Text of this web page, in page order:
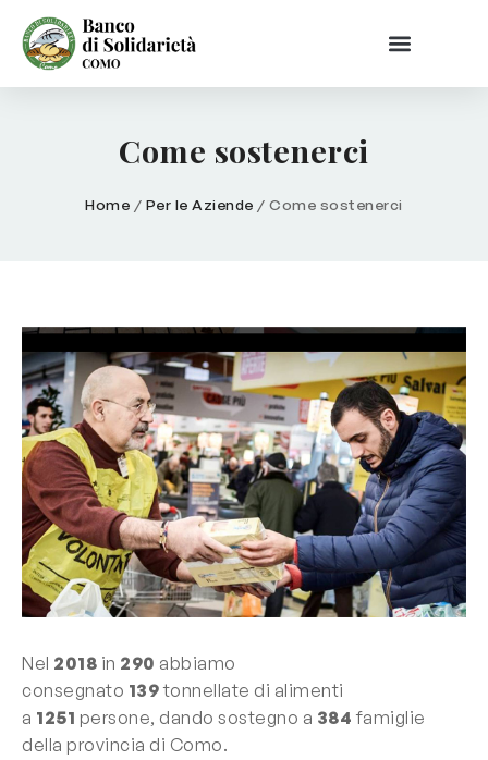
Come sostenerci
Home / Per le Aziende /Come sostenerci
Nel 2018 in 290 abbiamo
consegnato 139 tonnellate di alimenti
a 1251 persone, dando sostegno a 384 famiglie
della provincia di Como.